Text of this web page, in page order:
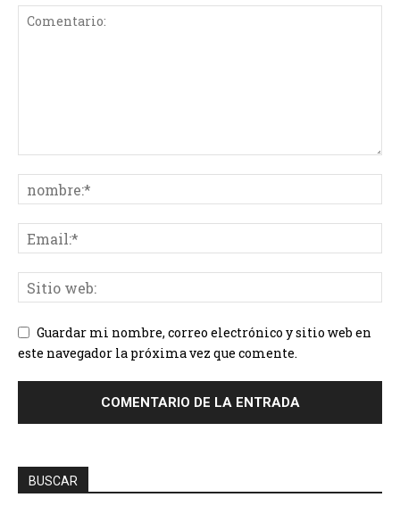
Guardar mi nombre, correo electrónico y sitio web en
este navegador la próxima vez que comente.
BUSCAR